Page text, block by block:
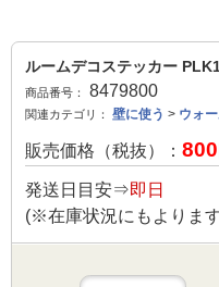
ルームデコステッカー
商品番号： 8479800
関連カテゴリ： 壁に使う > ウォ
販売価格（税抜）： 800
発送日目安⇒即日
(※在庫状況にもよりま